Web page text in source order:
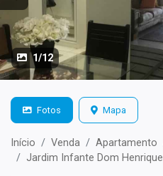
1/12
Fotos Mapa
Início Venda Apartamento
Jardim Infante Dom Henrique